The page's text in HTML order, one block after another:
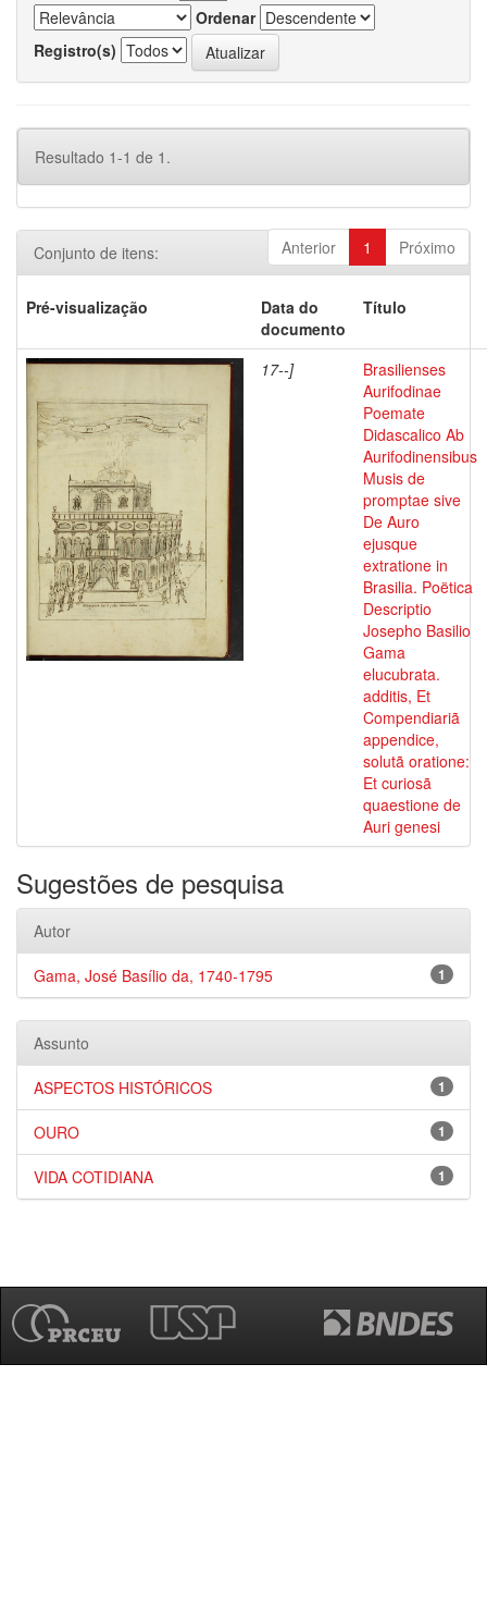
Ordenar
Registro(s)
Resultado 1-1 de 1.
Anterior 1 Próximo
Conjunto de itens:
Pré-visualização
Data do
documento
Título
17--]
Brasilienses
Aurifodinae
Poemate
Didascalico Ab
Aurifodinensibus
Musis de
promptae sive
De Auro
ejusque
extratione in
Brasilia. Poëtica
Descriptio
Josepho Basilio
Gama
elucubrata.
additis, Et
Compendiariã
appendice,
solutã oratione:
Et curiosã
quaestione de
Auri genesi
Sugestões de pesquisa
Autor
1
Gama, José Basílio da, 1740-1795
Assunto
1
ASPECTOS HISTÓRICOS
1
OURO
1
VIDA COTIDIANA